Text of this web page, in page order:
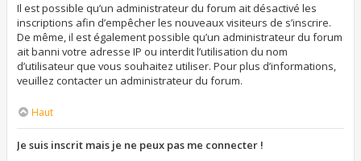
Il est possible qu’un administrateur du forum ait désactivé les
inscriptions afin d’empêcher les nouveaux visiteurs de s’inscrire.
De même, il est également possible qu’un administrateur du forum
ait banni votre adresse IP ou interdit l’utilisation du nom
d’utilisateur que vous souhaitez utiliser. Pour plus d’informations,
veuillez contacter un administrateur du forum.
Haut
Je suis inscrit mais je ne peux pas me connecter !